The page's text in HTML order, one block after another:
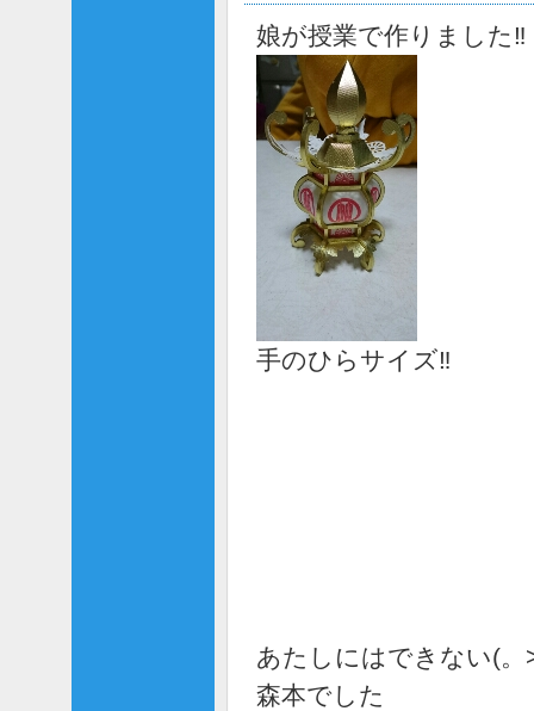
娘が授業で作りました‼
手のひらサイズ‼
あたしにはできない(
森本でした